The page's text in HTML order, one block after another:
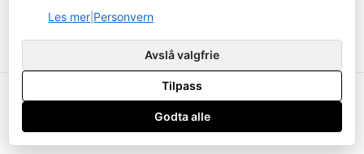
Copyright ustyrsavdelingen.no © 2026
Les mer Personvern
Avslå valgfrie
Tilpass
Godta alle